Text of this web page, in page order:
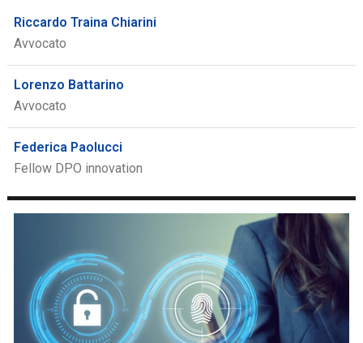
Riccardo Traina Chiarini
Avvocato
Lorenzo Battarino
Avvocato
Federica Paolucci
Fellow DPO innovation